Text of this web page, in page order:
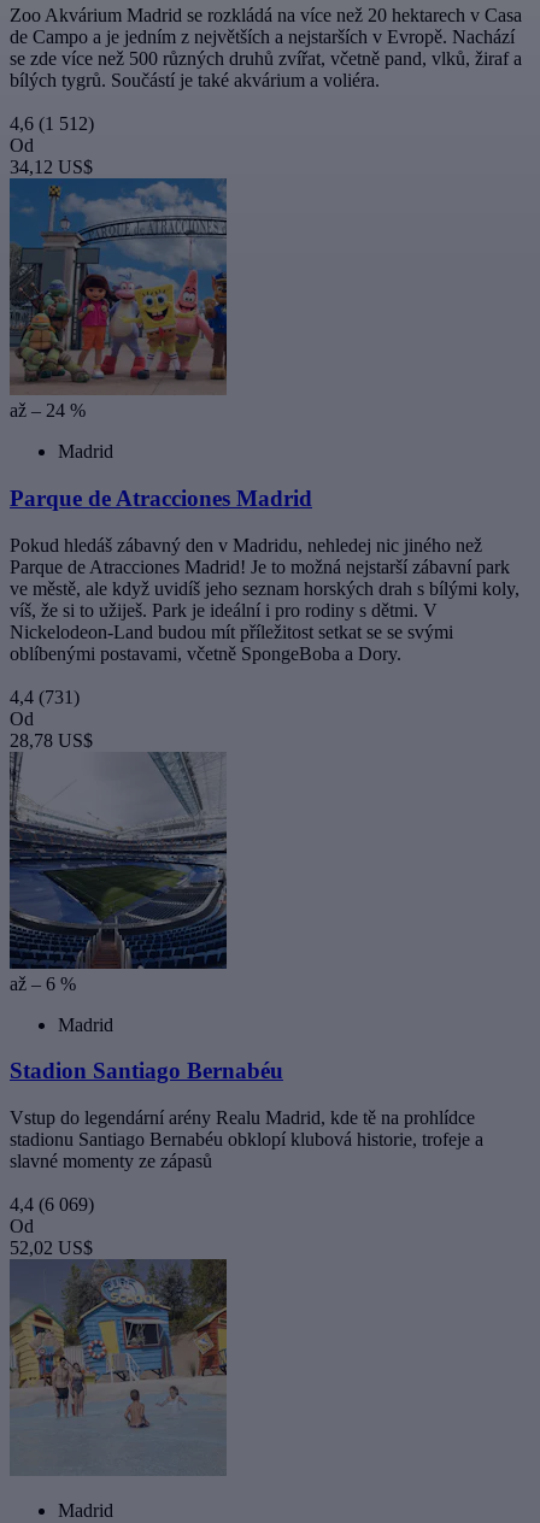
Zoo Akvárium Madrid se rozkládá na více než 20 hektarech v Casa
de Campo a je jedním z největších a nejstarších v Evropě. Nachází
se zde více než 500 různých druhů zvířat, včetně pand, vlků, žiraf a
bílých tygrů. Součástí je také akvárium a voliéra.
4,6 (1 512)
Od
34,12 US$
až – 24 %
Madrid
Parque de Atracciones Madrid
Pokud hledáš zábavný den v Madridu, nehledej nic jiného než
Parque de Atracciones Madrid! Je to možná nejstarší zábavní park
ve městě, ale když uvidíš jeho seznam horských drah s bílými koly,
víš, že si to užiješ. Park je ideální i pro rodiny s dětmi. V
Nickelodeon-Land budou mít příležitost setkat se se svými
oblíbenými postavami, včetně SpongeBoba a Dory.
4,4 (731)
Od
28,78 US$
až – 6 %
Madrid
Stadion Santiago Bernabéu
Vstup do legendární arény Realu Madrid, kde tě na prohlídce
stadionu Santiago Bernabéu obklopí klubová historie, trofeje a
slavné momenty ze zápasů
4,4 (6 069)
Od
52,02 US$
Madrid